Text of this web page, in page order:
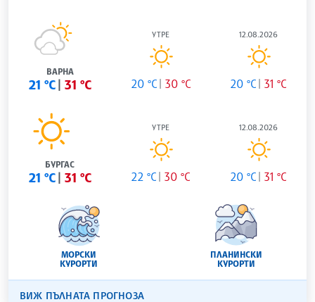
ВАРНА
21 °C 31 °C
УТРЕ
20 °C 30 °C
12.08.2026
20 °C 31 °C
БУРГАС
21 °C 31 °C
УТРЕ
22 °C 30 °C
12.08.2026
20 °C 31 °C
МОРСКИ
КУРОРТИ
ПЛАНИНСКИ
КУРОРТИ
ВИЖ ПЪЛНАТА ПРОГНОЗА